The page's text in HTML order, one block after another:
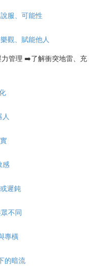
服、可能性
觀、賦能他人
管理 ➡️了解衝突地雷、充
感
遲鈍
不同
專橫
的暗流